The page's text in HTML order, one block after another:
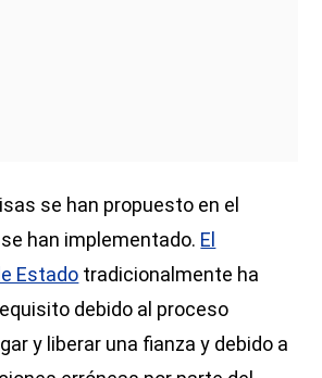
se han propuesto en el
han implementado. El
Estado tradicionalmente ha
debido al proceso
y liberar una fianza y debido a